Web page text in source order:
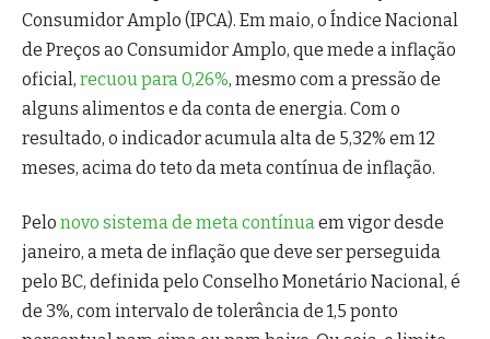
Consumidor Amplo (IPCA). Em maio, o Índice Nacional
de Preços ao Consumidor Amplo, que mede a inflação
oficial, recuou para 0,26%, mesmo com a pressão de
alguns alimentos e da conta de energia. Com o
resultado, o indicador acumula alta de 5,32% em 12
meses, acima do teto da meta contínua de inflação.
Pelo novo sistema de meta contínua em vigor desde
janeiro, a meta de inflação que deve ser perseguida
pelo BC, definida pelo Conselho Monetário Nacional, é
de 3%, com intervalo de tolerância de 1,5 ponto